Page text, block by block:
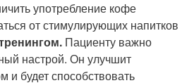
употребление кофе
от стимулирующих напитков
Пациенту важно
настрой. Он улучшит
и будет способствовать